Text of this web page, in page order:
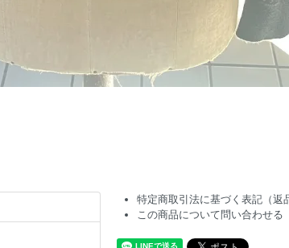
特定商取引法に基づく表記（返
この商品について問い合わせる